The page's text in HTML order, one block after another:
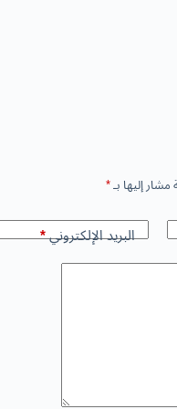
مشار إليها بـ*
البريد الإلكتروني*